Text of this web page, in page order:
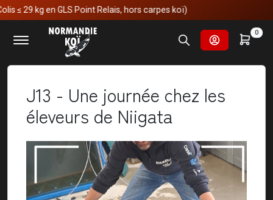
Relais, hors carpes koï)
0
Accueil
Nos voyages au japon
J13 - Une journée chez les éleveurs de Niigata
J13 - Une journée chez les
éleveurs de Niigata